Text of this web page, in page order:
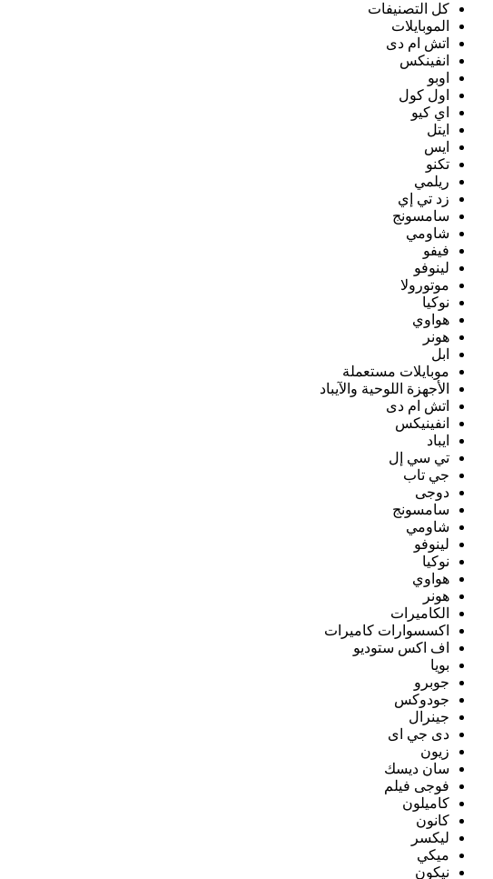
كل التصنيفات
الموبايلات
اتش ام دى
انفينكس
اوبو
اول كول
اي كيو
ايتل
ايس
تكنو
ريلمي
زد تي إي
سامسونج
شاومي
فيفو
لينوفو
موتورولا
نوكيا
هواوي
هونر
ابل
موبايلات مستعملة
الأجهزة اللوحية والآيباد
اتش ام دى
انفينيكس
ايباد
تي سي إل
جي تاب
دوجى
سامسونج
شاومي
لينوفو
نوكيا
هواوي
هونر
الكاميرات
اكسسوارات كاميرات
اف اكس ستوديو
بويا
جوبرو
جودوكس
جينرال
دى جي اى
زيون
سان ديسك
فوجى فيلم
كاميلون
كانون
ليكسر
ميكي
نيكون